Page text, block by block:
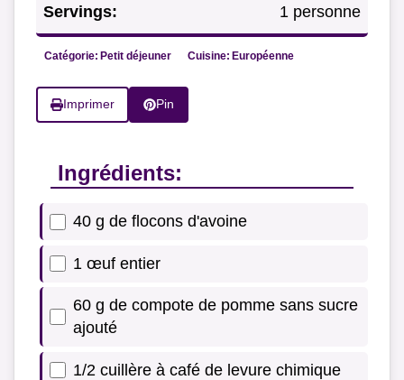
Servings: 1 personne
Catégorie: Petit déjeuner Cuisine: Européenne
Imprimer Pin
Ingrédients:
40 g de flocons d'avoine
1 œuf entier
60 g de compote de pomme sans sucre
ajouté
1/2 cuillère à café de levure chimique